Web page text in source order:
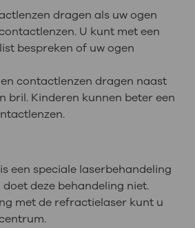
dragen als uw ogen
U kunt met een
bespreken of uw ogen
contactlenzen dragen naast
bril. Kinderen kunnen beter een
een speciale laserbehandeling
doet deze behandeling niet.
met de refractielaser kunt u